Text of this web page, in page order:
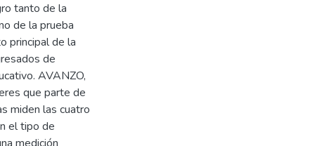
tanto de la
de la prueba
principal de la
de
AVANZO,
que parte de
miden las cuatro
el tipo de